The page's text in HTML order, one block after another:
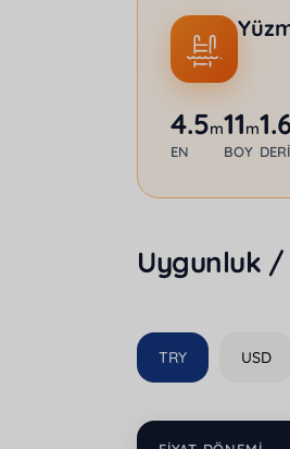
4.5m
EN
11m
BOY
Uygunluk
TRY USD